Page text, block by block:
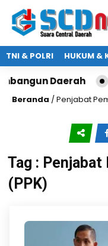
TNI & POLRI HUKUM &
Daerah
Beranda /Penjabat
Tag :
(PPK)